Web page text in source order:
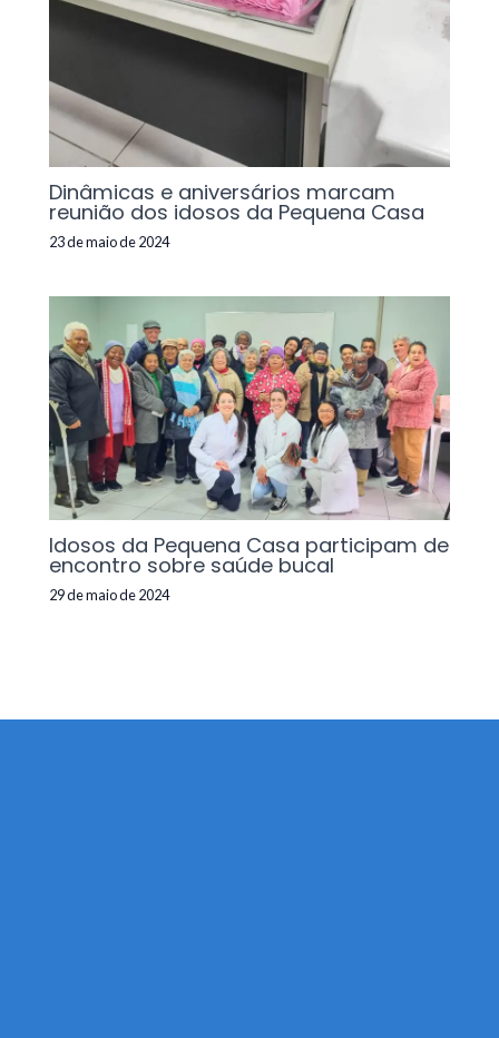
Dinâmicas e aniversários marcam
reunião dos idosos da Pequena Casa
23 de maio de 2024
Idosos da Pequena Casa participam de
encontro sobre saúde bucal
29 de maio de 2024